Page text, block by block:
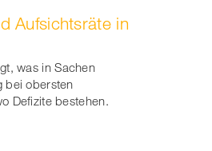
Aufsichtsräte in
was in Sachen
bei obersten
Defizite bestehen.